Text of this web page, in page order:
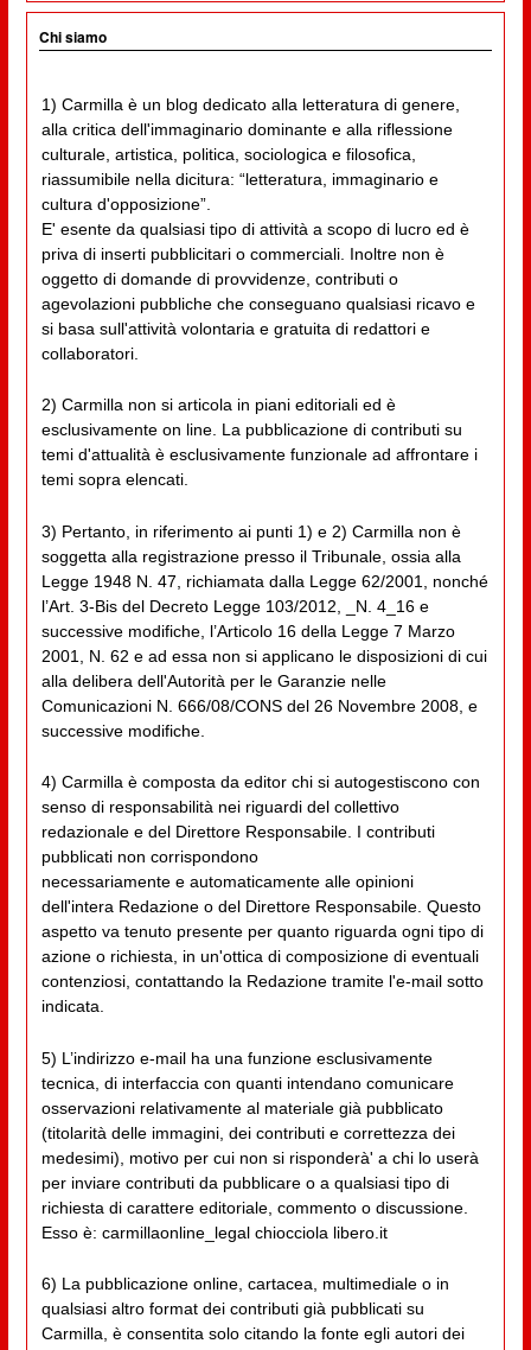
Chi siamo
1) Carmilla è un blog dedicato alla letteratura di genere,
alla critica dell'immaginario dominante e alla riflessione
culturale, artistica, politica, sociologica e filosofica,
riassumibile nella dicitura: “letteratura, immaginario e
cultura d'opposizione”.
E' esente da qualsiasi tipo di attività a scopo di lucro ed è
priva di inserti pubblicitari o commerciali. Inoltre non è
oggetto di domande di provvidenze, contributi o
agevolazioni pubbliche che conseguano qualsiasi ricavo e
si basa sull'attività volontaria e gratuita di redattori e
collaboratori.
2) Carmilla non si articola in piani editoriali ed è
esclusivamente on line. La pubblicazione di contributi su
temi d'attualità è esclusivamente funzionale ad affrontare i
temi sopra elencati.
3) Pertanto, in riferimento ai punti 1) e 2) Carmilla non è
soggetta alla registrazione presso il Tribunale, ossia alla
Legge 1948 N. 47, richiamata dalla Legge 62/2001, nonché
l’Art. 3-Bis del Decreto Legge 103/2012, _N. 4_16 e
successive modifiche, l’Articolo 16 della Legge 7 Marzo
2001, N. 62 e ad essa non si applicano le disposizioni di cui
alla delibera dell'Autorità per le Garanzie nelle
Comunicazioni N. 666/08/CONS del 26 Novembre 2008, e
successive modifiche.
4) Carmilla è composta da editor chi si autogestiscono con
senso di responsabilità nei riguardi del collettivo
redazionale e del Direttore Responsabile. I contributi
pubblicati non corrispondono
necessariamente e automaticamente alle opinioni
dell'intera Redazione o del Direttore Responsabile. Questo
aspetto va tenuto presente per quanto riguarda ogni tipo di
azione o richiesta, in un'ottica di composizione di eventuali
contenziosi, contattando la Redazione tramite l'e-mail sotto
indicata.
5) L’indirizzo e-mail ha una funzione esclusivamente
tecnica, di interfaccia con quanti intendano comunicare
osservazioni relativamente al materiale già pubblicato
(titolarità delle immagini, dei contributi e correttezza dei
medesimi), motivo per cui non si risponderà' a chi lo userà
per inviare contributi da pubblicare o a qualsiasi tipo di
richiesta di carattere editoriale, commento o discussione.
Esso è: carmillaonline_legal chiocciola libero.it
6) La pubblicazione online, cartacea, multimediale o in
qualsiasi altro format dei contributi già pubblicati su
Carmilla, è consentita solo citando la fonte egli autori dei